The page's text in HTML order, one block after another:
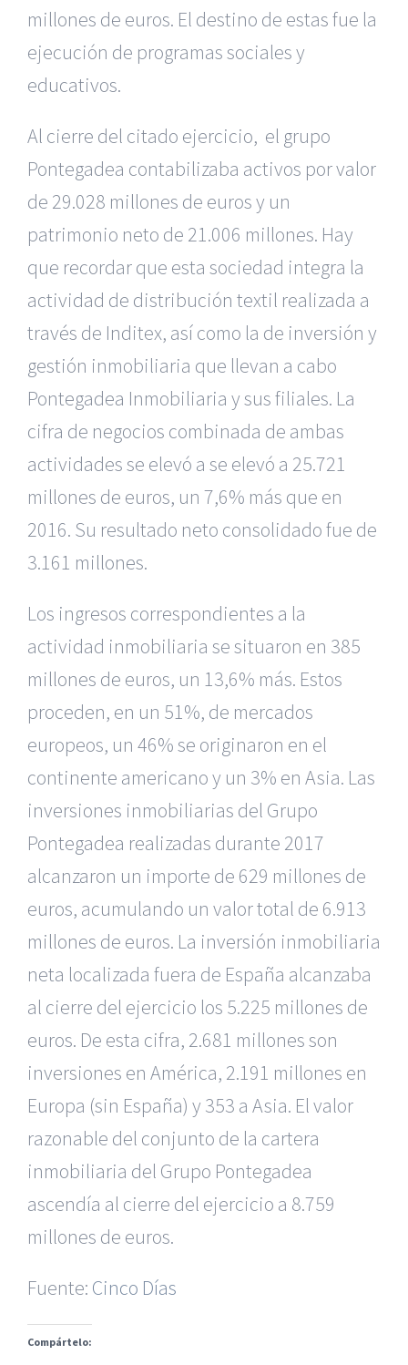
millones de euros. El destino de estas fue la
ejecución de programas sociales y
educativos.
Al cierre del citado ejercicio, el grupo
Pontegadea contabilizaba activos por valor
de 29.028 millones de euros y un
patrimonio neto de 21.006 millones. Hay
que recordar que esta sociedad integra la
actividad de distribución textil realizada a
través de Inditex, así como la de inversión y
gestión inmobiliaria que llevan a cabo
Pontegadea Inmobiliaria y sus filiales. La
cifra de negocios combinada de ambas
actividades se elevó a se elevó a 25.721
millones de euros, un 7,6% más que en
2016. Su resultado neto consolidado fue de
3.161 millones.
Los ingresos correspondientes a la
actividad inmobiliaria se situaron en 385
millones de euros, un 13,6% más. Estos
proceden, en un 51%, de mercados
europeos, un 46% se originaron en el
continente americano y un 3% en Asia. Las
inversiones inmobiliarias del Grupo
Pontegadea realizadas durante 2017
alcanzaron un importe de 629 millones de
euros, acumulando un valor total de 6.913
millones de euros. La inversión inmobiliaria
neta localizada fuera de España alcanzaba
al cierre del ejercicio los 5.225 millones de
euros. De esta cifra, 2.681 millones son
inversiones en América, 2.191 millones en
Europa (sin España) y 353 a Asia. El valor
razonable del conjunto de la cartera
inmobiliaria del Grupo Pontegadea
ascendía al cierre del ejercicio a 8.759
millones de euros.
Fuente: Cinco Días
Compártelo:
| Reclamación de Accidentes en Alicante|Reclamación
de Accidentes en Madrid| BGD Abogados Madrid
|Formación para Abogados
|Hacer Contrato De